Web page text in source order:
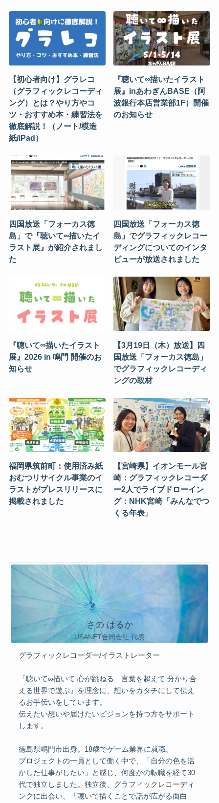
【初心者向け】グラレコ
（グラフィックレコーディ
ング）とは？やり方やコ
ツ・おすすめ本・練習法を
徹底解説！（ノート/模造
紙/iPad）
『聴いて∞描いたイラスト
展』inあわぎんBASE（阿
波銀行本店営業部1F）開催
のお知らせ
四国放送「フォーカス徳
島」で『聴いて∞描いたイ
ラスト展』が紹介されまし
た
四国放送「フォーカス徳
島」でグラフィックレコー
ディングについてのインタ
ビューが放送されました
『聴いて∞描いたイラスト
展』2026 in 鳴門 開催のお
知らせ
【3月19日（木）放送】四
国放送「フォーカス徳島」
でグラフィックレコーディ
ングの取材
福岡県筑前町：使用済み紙
おむつリサイクル事業のイ
ラストがプレスリリースに
掲載されました
【宮崎県】イオンモール宮
崎：グラフィックレコーダ
ー2人でライブドローイン
グ：NHK宮崎「みんなでつ
くる年表」
さの はるか
USANET合同会社 代表
グラフィックレコーダー/イラストレーター
「聴いて∞描いて 心が跳ねる 言葉を超えて 分かり合
える世界で遊ぶ』を理念に、想いをカタチにして伝え
るお手伝いをしています。
伝えたい想いや届けたいビジョンを持つ方をサポート
します。
徳島県鳴門市出身。18歳でゲーム業界に就職。
プロジェクトの一員として働く中で、「自分の色を活
かした仕事がしたい」と感じ、何度かの転職を経て30
代で独立しました。独立後、グラフィックレコーディ
ングに出会い、「聴いて描くことで話が広がる面白